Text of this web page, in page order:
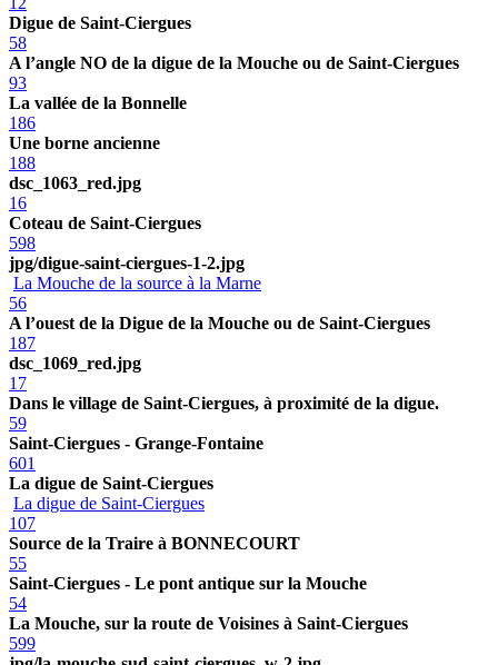
Digue de Saint-Ciergues
58
A l’angle NO de la digue de la Mouche ou de Saint-Ciergues
93
La vallée de la Bonnelle
186
Une borne ancienne
188
dsc_1063_red.jpg
16
Coteau de Saint-Ciergues
598
jpg/digue-saint-ciergues-1-2.jpg
La Mouche de la source à la Marne
56
A l’ouest de la Digue de la Mouche ou de Saint-Ciergues
187
dsc_1069_red.jpg
17
Dans le village de Saint-Ciergues, à proximité de la digue.
59
Saint-Ciergues - Grange-Fontaine
601
La digue de Saint-Ciergues
La digue de Saint-Ciergues
107
Source de la Traire à BONNECOURT
55
Saint-Ciergues - Le pont antique sur la Mouche
54
La Mouche, sur la route de Voisines à Saint-Ciergues
599